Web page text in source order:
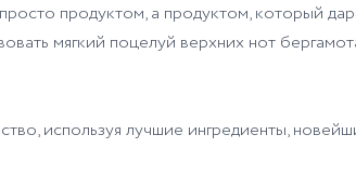
продуктом, а продуктом, который
мягкий поцелуй верхних нот
используя лучшие ингредиенты,